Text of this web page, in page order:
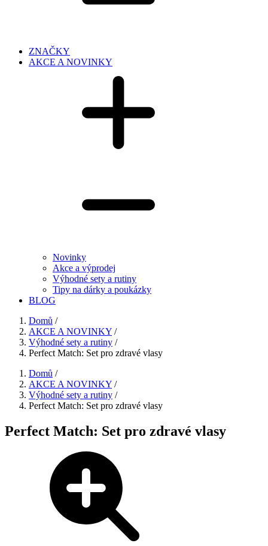
ZNAČKY
AKCE A NOVINKY
Novinky
Akce a výprodej
Výhodné sety a rutiny
Tipy na dárky a poukázky
BLOG
Domů /
AKCE A NOVINKY /
Výhodné sety a rutiny /
Perfect Match: Set pro zdravé vlasy
Domů /
AKCE A NOVINKY /
Výhodné sety a rutiny /
Perfect Match: Set pro zdravé vlasy
Perfect Match: Set pro zdravé vlasy